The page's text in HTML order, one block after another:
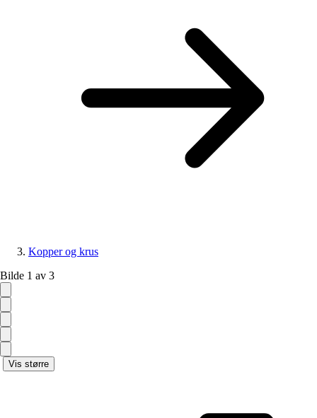
Kopper og krus
Bilde 1 av 3
Vis større